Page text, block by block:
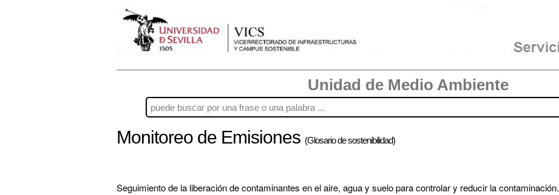
Unidad de Medio Ambiente
Monitoreo de Emisiones (Glosario de sostenibilidad)
Seguimiento de la liberación de contaminantes en el aire, agua y suelo para controlar y reducir la contaminación.